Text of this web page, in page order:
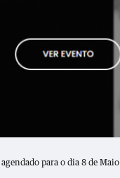
para o dia 8 de Maio